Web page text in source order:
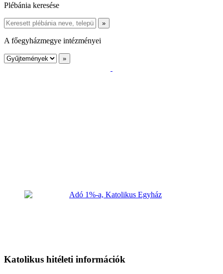
Plébánia keresése
A főegyházmegye intézményei
Katolikus hitéleti információk